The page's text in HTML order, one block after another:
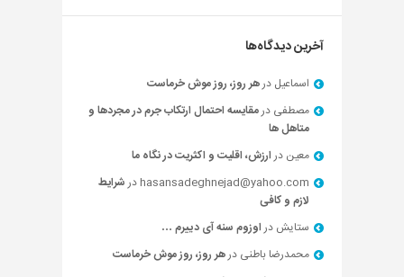
آخرین دیدگاه‌ها
اسماعیل درهر روز، روز موش خرماست
مصطفی درمقایسه احتمال ارتکاب جرم در مجردها و
متاهل ها
معین درارزش، اقلیت و اکثریت در نگاه ما
hasansadeghnejad@yahoo.com درشرایط
لازم و کافی
ستایش دراوزوم سنه آی دییرم …
محمدرضا باطنی درهر روز، روز موش خرماست